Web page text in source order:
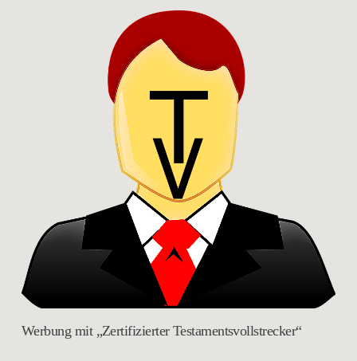
Werbung mit „Zertifizierter Testamentsvollstrecker“